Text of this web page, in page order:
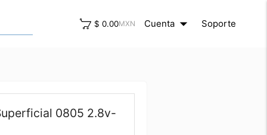
$ 0.00MXN Cuenta arrow_drop_down Soporte
0805 2.8v-